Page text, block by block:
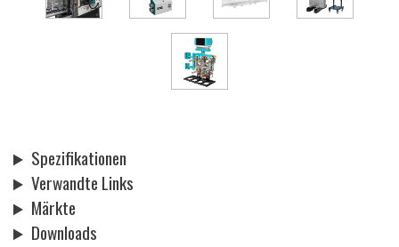
Spezifikationen
Verwandte Links
Märkte
Downloads